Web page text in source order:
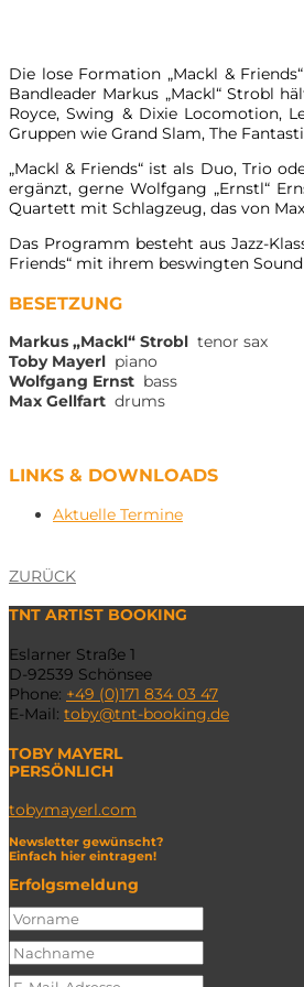
Die lose Formation „Mackl &
Bandleader Markus „Mackl“ Strobl
Royce, Swing & Dixie Locomotion,
Gruppen wie Grand Slam, The
„Mackl & Friends“ ist als Duo, Trio
ergänzt, gerne Wolfgang „Ernstl“
Quartett mit Schlagzeug, das von
Das Programm besteht aus Jazz-
Friends“ mit ihrem beswingten
BESETZUNG
Markus „Mackl“ Strobl tenor sax
Toby Mayerl piano
Wolfgang Ernst bass
Max Gellfart drums
LINKS & DOWNLOADS
Aktuelle Termine
ZURÜCK
TNT ARTIST BOOKING
Eslarner Straße 1
D-92539 Schönsee
Phone: +49 (0)171 834 03 47
E-Mail: toby@tnt-booking.de
TOBY MAYERL
PERSÖNLICH
tobymayerl.com
Newsletter gewünscht?
Einfach hier eintragen!
Erfolgsmeldung